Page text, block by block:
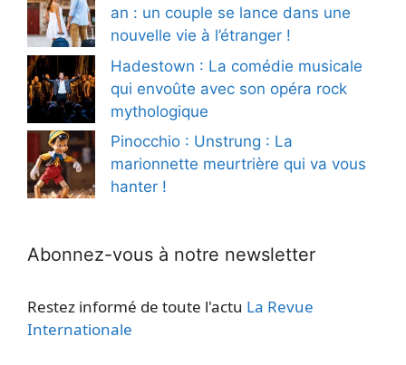
an : un couple se lance dans une
nouvelle vie à l’étranger !
Hadestown : La comédie musicale
qui envoûte avec son opéra rock
mythologique
Pinocchio : Unstrung : La
marionnette meurtrière qui va vous
hanter !
Abonnez-vous à notre newsletter
Restez informé de toute l'actu La Revue
Internationale